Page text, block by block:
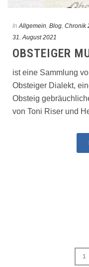
In Allgemein, Blog, Chronik
31. August 2021
OBSTEIGER
ist eine Sammlung
Obsteiger Dialekt,
Obsteig
von Toni Riser und
1